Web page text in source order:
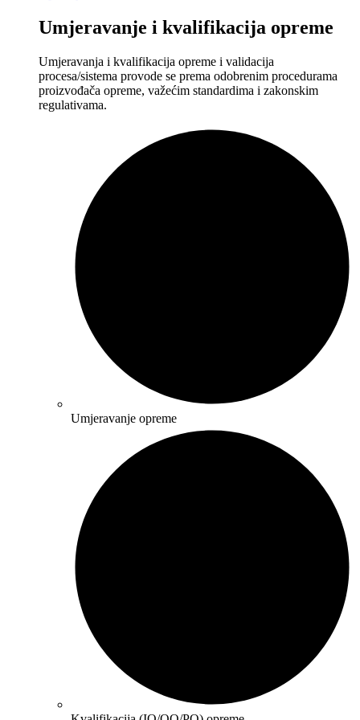
Umjeravanje i kvalifikacija opreme
Umjeravanja i kvalifikacija opreme i validacija
procesa/sistema provode se prema odobrenim procedurama
proizvođača opreme, važećim standardima i zakonskim
regulativama.
Umjeravanje opreme